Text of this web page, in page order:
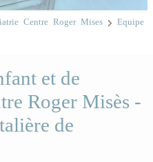
Centre Roger Mises
Equipe
et de
Roger Misès -
de